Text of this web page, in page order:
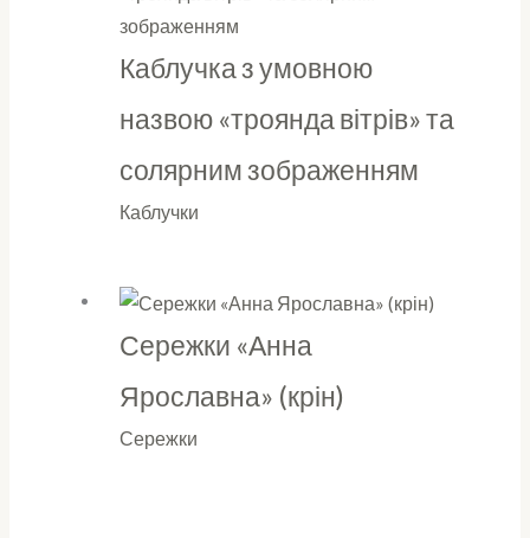
Каблучка з умовною
назвою «троянда вітрів» та
солярним зображенням
Каблучки
Сережки «Анна
Ярославна» (крін)
Сережки